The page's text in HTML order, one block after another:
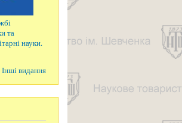
та
науки.
Інші видання